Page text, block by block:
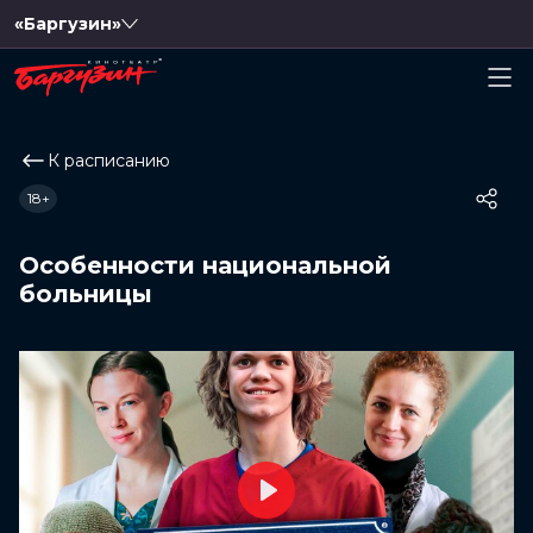
«Баргузин»
К расписанию
Особенности национальной
больницы
18+
Play